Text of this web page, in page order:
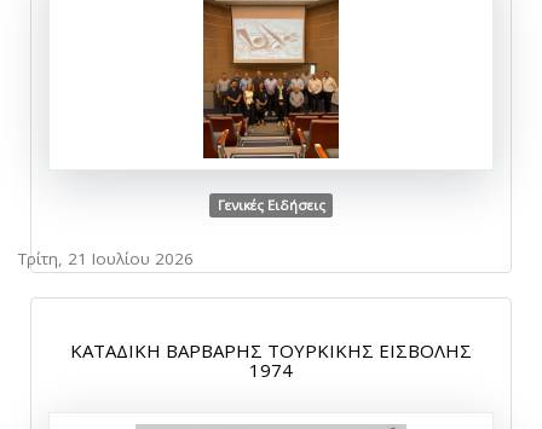
Γενικές Ειδήσεις
Τρίτη, 21 Ιουλίου 2026
ΚΑΤΑΔΙΚΗ ΒΑΡΒΑΡΗΣ ΤΟΥΡΚΙΚΗΣ ΕΙΣΒΟΛΗΣ
1974